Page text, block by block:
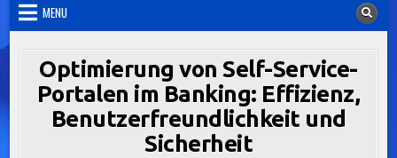
MENU
Optimierung von Self-Service-
Portalen im Banking: Effizienz,
Benutzerfreundlichkeit und
Sicherheit